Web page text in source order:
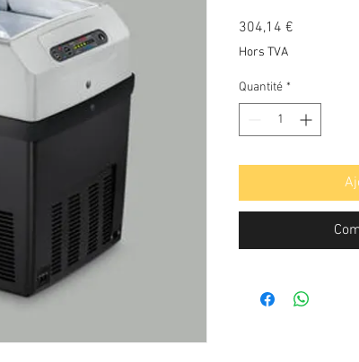
304,14 €
Hors TVA
Quantité *